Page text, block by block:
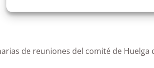
de reuniones del comité de